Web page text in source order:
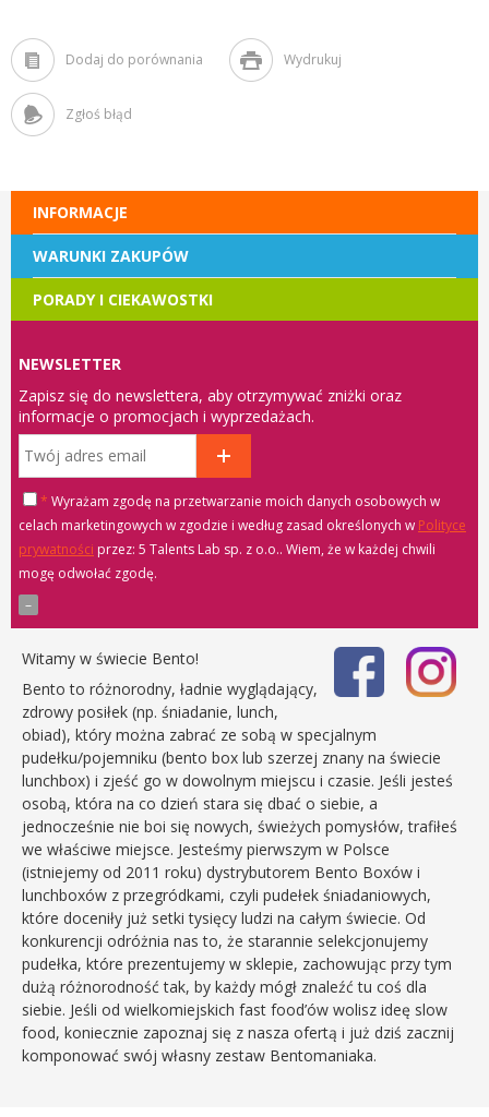
Dodaj do porównania Wydrukuj
Zgłoś błąd
INFORMACJE
WARUNKI ZAKUPÓW
PORADY I CIEKAWOSTKI
NEWSLETTER
Zapisz się do newslettera, aby otrzymywać zniżki oraz
informacje o promocjach i wyprzedażach.
* Wyrażam zgodę na przetwarzanie moich danych osobowych w
celach marketingowych w zgodzie i według zasad określonych w Polityce
prywatności
przez: 5 Talents Lab sp. z o.o.. Wiem, że w każdej chwili
mogę odwołać zgodę.
Witamy w świecie Bento!
Bento to różnorodny, ładnie wyglądający,
zdrowy posiłek (np. śniadanie, lunch,
obiad), który można zabrać ze sobą w specjalnym
pudełku/pojemniku (bento box lub szerzej znany na świecie
lunchbox) i zjeść go w dowolnym miejscu i czasie. Jeśli jesteś
osobą, która na co dzień stara się dbać o siebie, a
jednocześnie nie boi się nowych, świeżych pomysłów, trafiłeś
we właściwe miejsce. Jesteśmy pierwszym w Polsce
(istniejemy od 2011 roku) dystrybutorem Bento Boxów i
lunchboxów z przegródkami, czyli pudełek śniadaniowych,
które doceniły już setki tysięcy ludzi na całym świecie. Od
konkurencji odróżnia nas to, że starannie selekcjonujemy
pudełka, które prezentujemy w sklepie, zachowując przy tym
dużą różnorodność tak, by każdy mógł znaleźć tu coś dla
siebie. Jeśli od wielkomiejskich fast food’ów wolisz ideę slow
food, koniecznie zapoznaj się z nasza ofertą i już dziś zacznij
komponować swój własny zestaw Bentomaniaka.